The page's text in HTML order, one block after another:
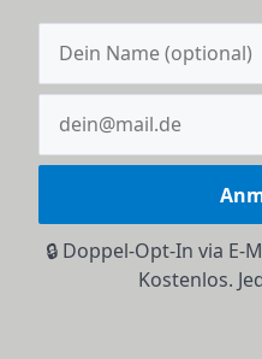
🔒 Doppel-Opt-In via E-
Kostenlos.